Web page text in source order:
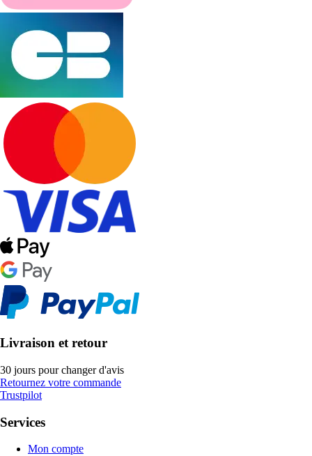
Livraison et retour
30 jours pour changer d'avis
Retournez votre commande
Trustpilot
Services
Mon compte